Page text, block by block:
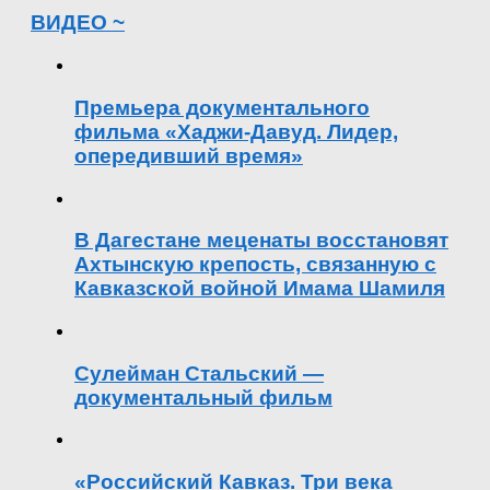
ВИДЕО ~
Премьера документального
фильма «Хаджи-Давуд. Лидер,
опередивший время»
В Дагестане меценаты восстановят
Ахтынскую крепость, связанную с
Кавказской войной Имама Шамиля
Сулейман Стальский —
документальный фильм
«Российский Кавказ. Три века